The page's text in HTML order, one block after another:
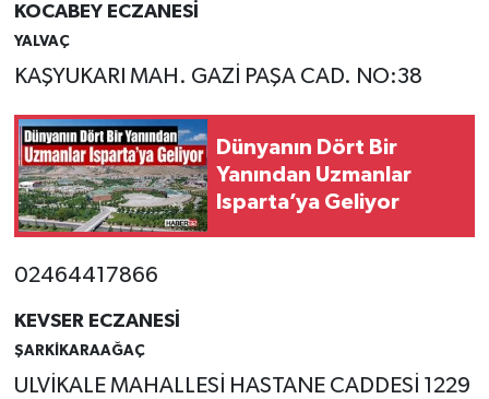
KOCABEY ECZANESİ
YALVAÇ
KAŞYUKARI MAH. GAZİ PAŞA CAD. NO:38
Dünyanın Dört Bir
Yanından Uzmanlar
Isparta’ya Geliyor
02464417866
KEVSER ECZANESİ
ŞARKİKARAAĞAÇ
ULVİKALE MAHALLESİ HASTANE CADDESİ 1229